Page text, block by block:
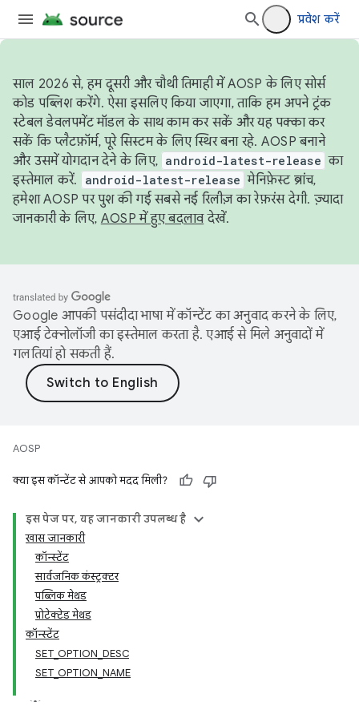
प्रवेश करें
साल 2026 से, हम दूसरी और चौथी तिमाही में AOSP के लिए सोर्स
कोड पब्लिश करेंगे. ऐसा इसलिए किया जाएगा, ताकि हम अपने ट्रंक
स्टेबल डेवलपमेंट मॉडल के साथ काम कर सकें और यह पक्का कर
सकें कि प्लैटफ़ॉर्म, पूरे सिस्टम के लिए स्थिर बना रहे. AOSP बनाने
और उसमें योगदान देने के लिए, android-latest-release का
इस्तेमाल करें.
android-latest-release मेनिफ़ेस्ट ब्रांच,
हमेशा AOSP पर पुश की गई सबसे नई रिलीज़ का रेफ़रंस देगी. ज़्यादा
जानकारी के लिए, AOSP में हुए बदलावदेखें.
Google आपकी पसंदीदा भाषा में कॉन्टेंट का अनुवाद करने के लिए,
एआई टेक्नोलॉजी का इस्तेमाल करता है. एआई से मिले अनुवादों में
गलतियां हो सकती हैं.
AOSP
क्या इस कॉन्टेंट से आपको मदद मिली?
इस पेज पर, यह जानकारी उपलब्ध है
खास जानकारी
कॉन्स्टेंट
सार्वजनिक कंस्ट्रक्टर
पब्लिक मेथड
प्रोटेक्टेड मेथड
कॉन्स्टेंट
SET_OPTION_DESC
SET_OPTION_NAME